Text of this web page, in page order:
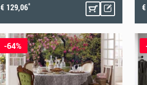
€ 129,06*
-64%